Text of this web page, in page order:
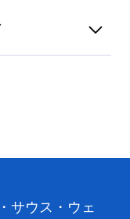
サウス・ウェ